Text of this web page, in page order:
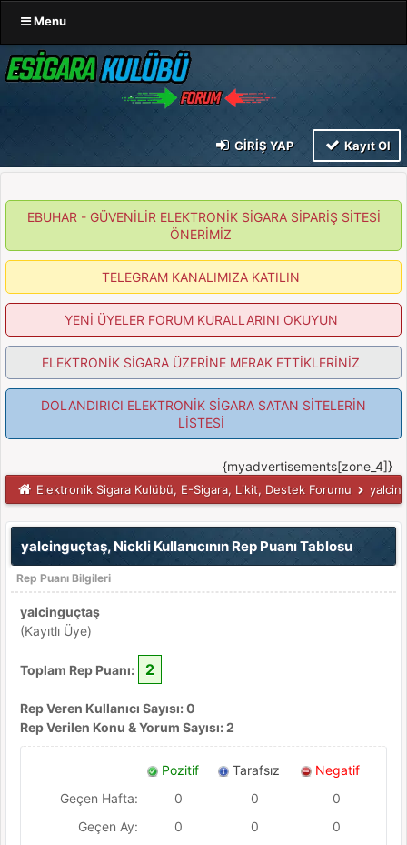
Menu
GIRIŞ YAP Kayıt Ol
EBUHAR - GÜVENİLİR ELEKTRONİK SİGARA SİPARİŞ SİTESİ
ÖNERİMİZ
TELEGRAM KANALIMIZA KATILIN
YENİ ÜYELER FORUM KURALLARINI OKUYUN
ELEKTRONİK SİGARA ÜZERİNE MERAK ETTİKLERİNİZ
DOLANDIRICI ELEKTRONİK SİGARA SATAN SİTELERİN
LİSTESİ
{myadvertisements[zone_4]}
Elektronik Sigara Kulübü, E-Sigara, Likit, Destek Forumu
yalcinguçtaş, Nickli Kullanıcının Rep Puanı Tablosu
Rep Puanı Bilgileri
yalcinguçtaş
(Kayıtlı Üye)
Toplam Rep Puanı: 2
Rep Veren Kullanıcı Sayısı: 0
Rep Verilen Konu & Yorum Sayısı: 2
Pozitif Tarafsız
Negatif
Geçen Hafta:
0 0
0
Geçen Ay:
0 0
0